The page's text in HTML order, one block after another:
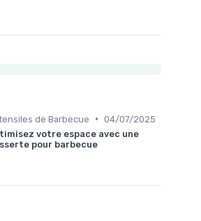
de Barbecue • 04/07/2025
votre espace avec une
pour barbecue